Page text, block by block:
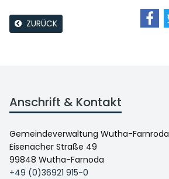
ZURÜCK
Anschrift & Kontakt
Gemeindeverwaltung Wutha-Farnroda
Eisenacher Straße 49
99848 Wutha-Farnoda
+49 (0)36921 915-0